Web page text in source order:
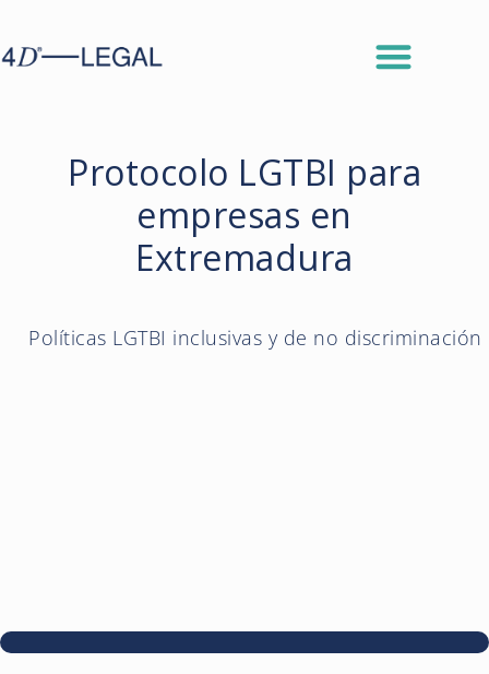
Protocolo LGTBI para
empresas en
Extremadura
Políticas LGTBI inclusivas y de no discriminación